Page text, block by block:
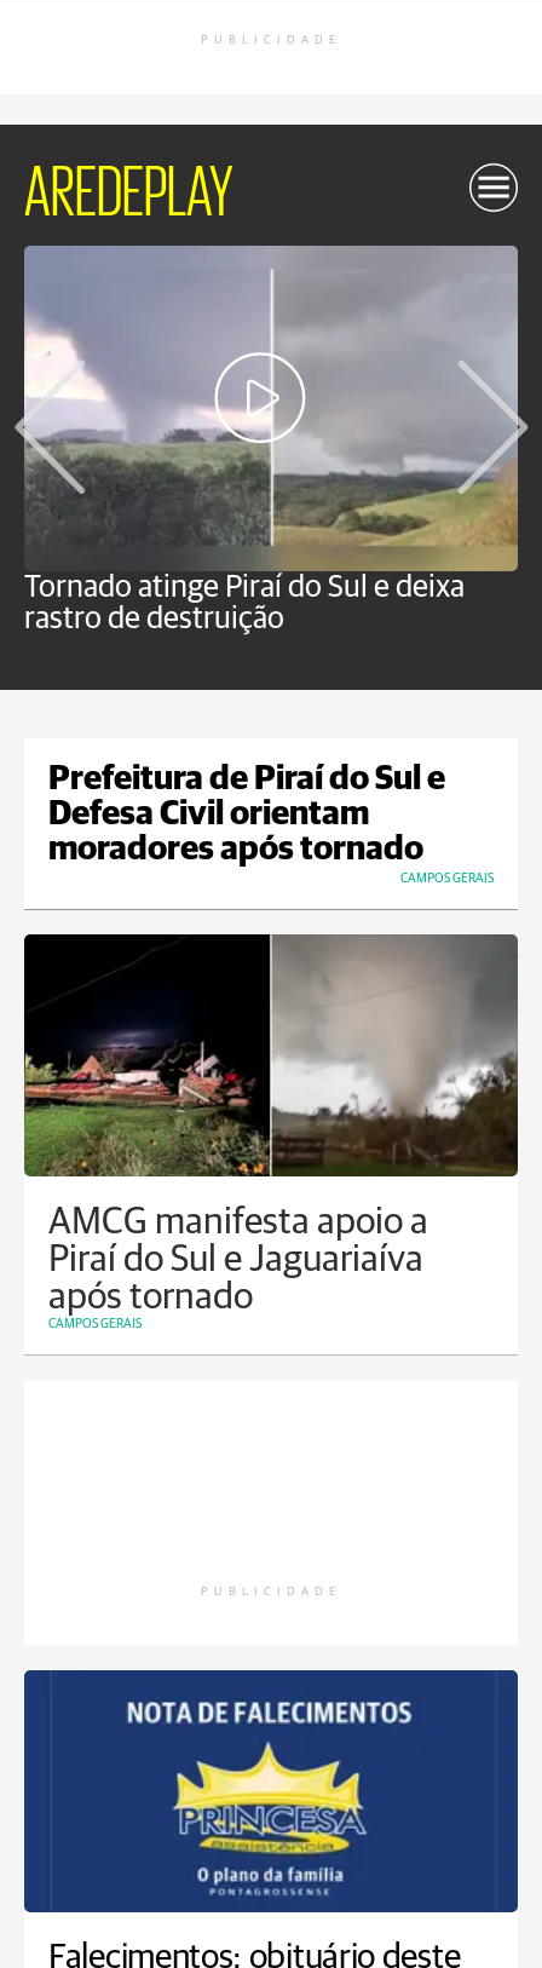
PUBLICIDADE
AREDEPLAY
Tornado atinge Piraí do Sul e deixa
rastro de destruição
Prefeitura de Piraí do Sul e
Defesa Civil orientam
moradores após tornado
CAMPOS GERAIS
AMCG manifesta apoio a
Piraí do Sul e Jaguariaíva
após tornado
CAMPOS GERAIS
PUBLICIDADE
Falecimentos: obituário deste